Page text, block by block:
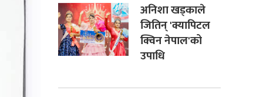
अनिशा खड्काले
जितिन् 'क्यापिटल
क्विन नेपाल'को
उपाधि